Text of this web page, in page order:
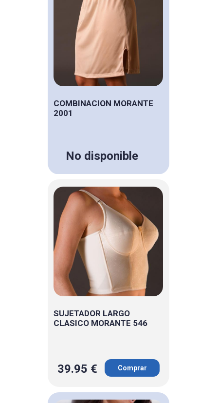
COMBINACION MORANTE
2001
No disponible
SUJETADOR LARGO
CLASICO MORANTE 546
39.95 € Comprar